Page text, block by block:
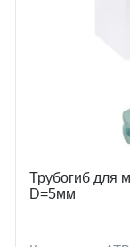
Трубогиб для
D=5мм